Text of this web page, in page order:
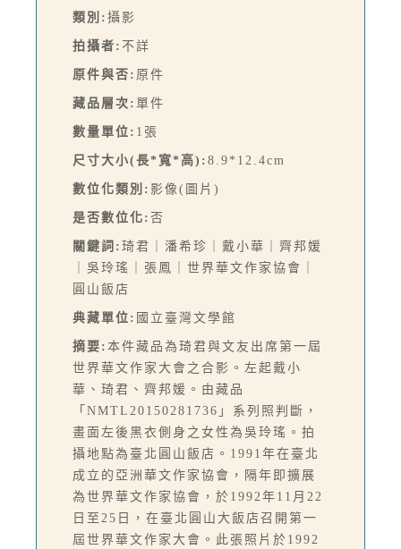
類別: 攝影
拍攝者: 不詳
原件與否: 原件
藏品層次: 單件
數量單位: 1張
尺寸大小(長*寬*高): 8.9*12.4cm
數位化類別: 影像(圖片)
是否數位化: 否
關鍵詞: 琦君｜潘希珍｜戴小華｜齊邦媛
｜吳玲瑤｜張鳳｜世界華文作家協會｜
圓山飯店
典藏單位: 國立臺灣文學館
摘要: 本件藏品為琦君與文友出席第一屆
世界華文作家大會之合影。左起戴小
華、琦君、齊邦媛。由藏品
「NMTL20150281736」系列照判斷，
畫面左後黑衣側身之女性為吳玲瑤。拍
攝地點為臺北圓山飯店。1991年在臺北
成立的亞洲華文作家協會，隔年即擴展
為世界華文作家協會，於1992年11月22
日至25日，在臺北圓山大飯店召開第一
屆世界華文作家大會。此張照片於1992